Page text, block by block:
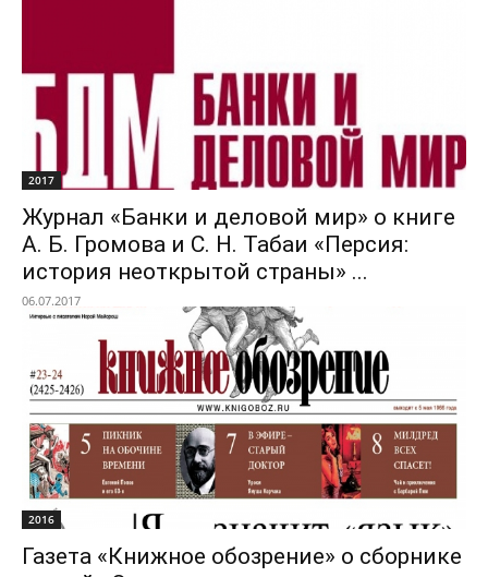
2017
Журнал «Банки и деловой мир» о книге
А. Б. Громова и С. Н. Табаи «Персия:
история неоткрытой страны» ...
06.07.2017
2016
Газета «Книжное обозрение» о сборнике